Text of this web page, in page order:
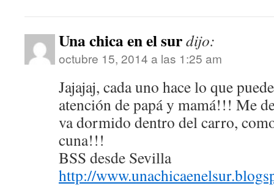
Una chica en el surdijo:
octubre 15, 2014 a las 1:25 am
Jajajaj, cada uno hace lo que
atención de papá y mamá!!! Me
va dormido dentro del carro,
cuna!!!
BSS desde Sevilla
http://